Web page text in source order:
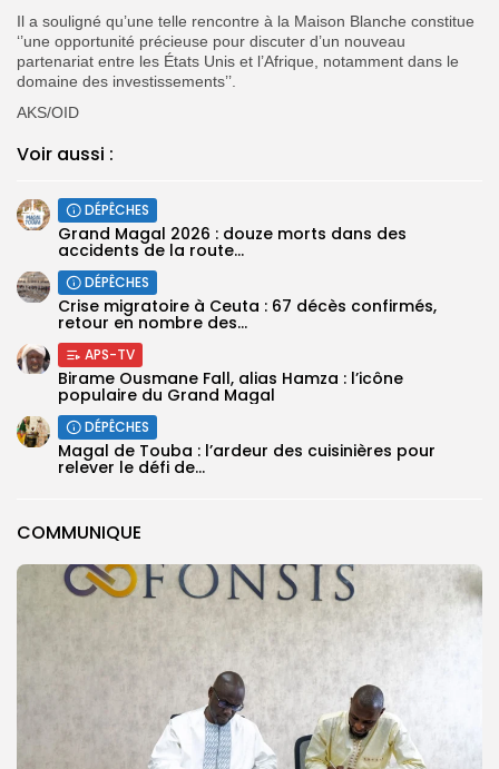
COMMUNIQUE
Il a souligné qu’une telle rencontre à la Maison Blanche constitue
‘’une opportunité précieuse pour discuter d’un nouveau
partenariat entre les États Unis et l’Afrique, notamment dans le
domaine des investissements’’.
AKS/OID
Voir aussi :
DÉPÊCHES
Grand Magal 2026 : douze morts dans des
accidents de la route...
DÉPÊCHES
Crise migratoire à Ceuta : 67 décès confirmés,
retour en nombre des...
APS-TV
Birame Ousmane Fall, alias Hamza : l’icône
populaire du Grand Magal
DÉPÊCHES
Magal de Touba : l’ardeur des cuisinières pour
relever le défi de...